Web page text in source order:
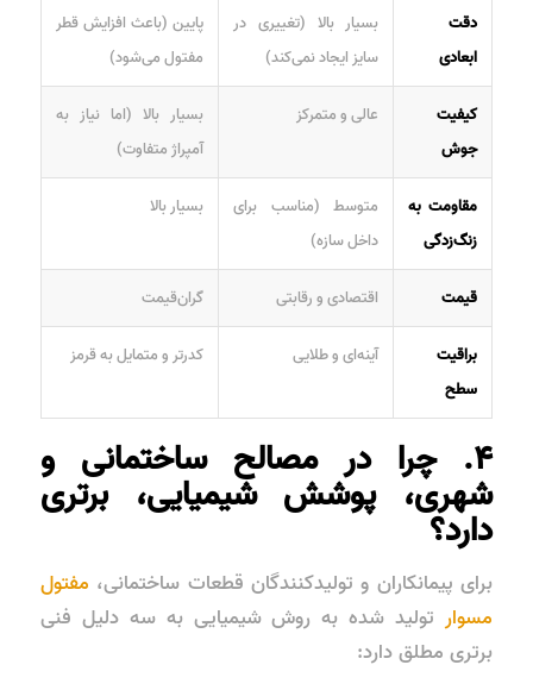
دقت
ابعادی
بسیار بالا (تغییری در
سایز ایجاد نمی‌کند)
پایین (باعث افزایش قطر
مفتول می‌شود)
کیفیت
جوش
عالی و متمرکز
بسیار بالا (اما نیاز به
آمپراژ متفاوت)
مقاومت به
زنگ‌زدگی
متوسط (مناسب برای
داخل سازه)
بسیار بالا
قیمت اقتصادی و رقابتی گران‌قیمت
براقیت
سطح
آینه‌ای و طلایی کدرتر و متمایل به قرمز
۴. چرا در مصالح ساختمانی و
شهری، پوشش شیمیایی، برتری
دارد؟
برای پیمانکاران و تولیدکنندگان قطعات ساختمانی، مفتول
مسوارتولید شده به روش شیمیایی به سه دلیل فنی
برتری مطلق دارد: